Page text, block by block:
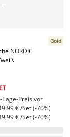
NORDIC
Gold
Preis vor
€ /Set (-70%)
€ /Set (-70%)